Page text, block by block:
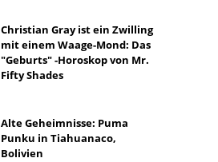
Christian Gray ist ein Zwilling
mit einem Waage-Mond: Das
"Geburts" -Horoskop von Mr.
Fifty Shades
Alte Geheimnisse: Puma
Punku in Tiahuanaco,
Bolivien